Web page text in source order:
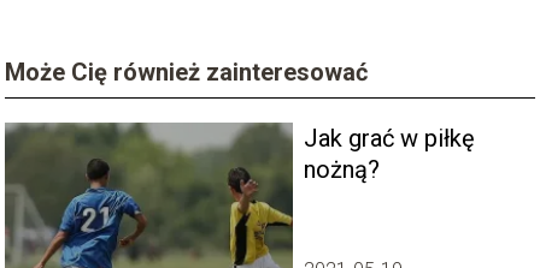
Może Cię również zainteresować
Jak grać w piłkę
nożną?